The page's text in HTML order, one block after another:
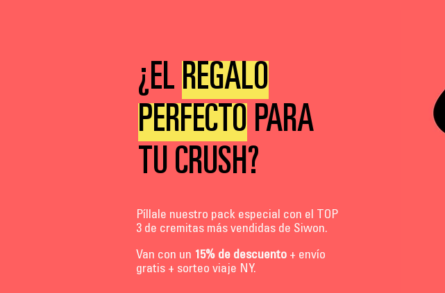
¿EL REGALO
PERFECTO PARA
TU CRUSH?
Píllale nuestro pack especial con el TOP
3 de cremitas más vendidas de Siwon.
Van con un 15% de descuento + envío
gratis + sorteo viaje NY.